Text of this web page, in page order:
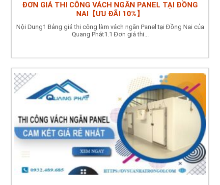
ĐƠN GIÁ THI CÔNG VÁCH NGĂN PANEL TẠI ĐỒNG
NAI【ƯU ĐÃI 10%】
Nội Dung1 Bảng giá thi công làm vách ngăn Panel tại Đồng Nai của
Quang Phát1.1 Đơn giá thi...